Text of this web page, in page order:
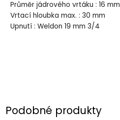
Průměr jádrového vrtáku : 16 mm
Vrtací hloubka max. : 30 mm
Upnutí : Weldon 19 mm 3/4
Podobné produkty